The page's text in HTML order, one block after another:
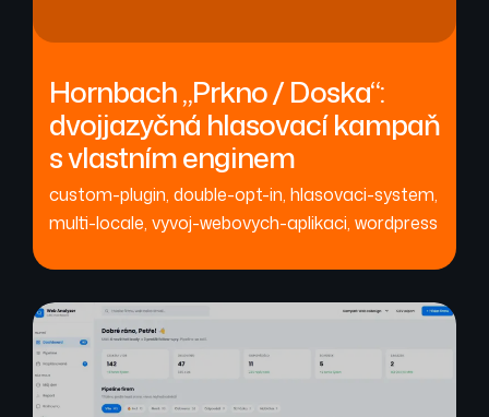
Hornbach „Prkno / Doska“:
dvojjazyčná hlasovací kampaň
s vlastním enginem
custom-plugin, double-opt-in, hlasovaci-system,
multi-locale, vyvoj-webovych-aplikaci, wordpress